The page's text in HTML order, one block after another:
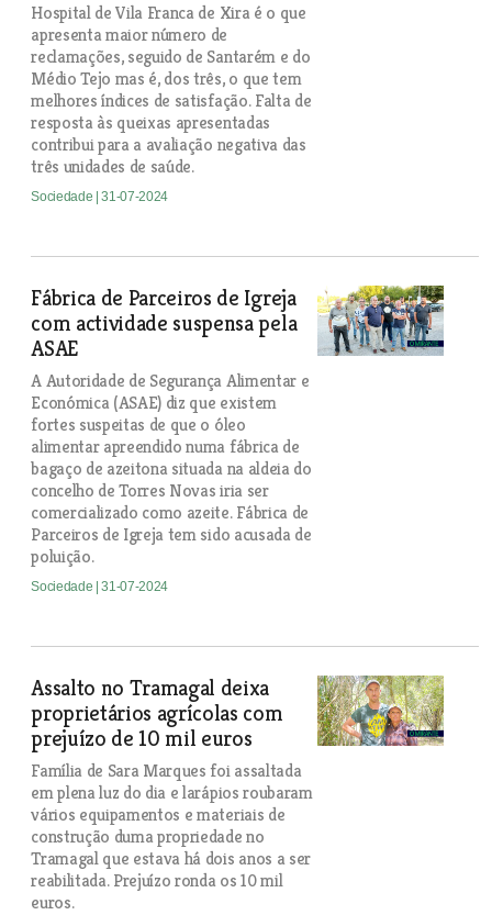
Hospital de Vila Franca de Xira é o que
apresenta maior número de
reclamações, seguido de Santarém e do
Médio Tejo mas é, dos três, o que tem
melhores índices de satisfação. Falta de
resposta às queixas apresentadas
contribui para a avaliação negativa das
três unidades de saúde.
Sociedade | 31-07-2024
Fábrica de Parceiros de Igreja
com actividade suspensa pela
ASAE
A Autoridade de Segurança Alimentar e
Económica (ASAE) diz que existem
fortes suspeitas de que o óleo
alimentar apreendido numa fábrica de
bagaço de azeitona situada na aldeia do
concelho de Torres Novas iria ser
comercializado como azeite. Fábrica de
Parceiros de Igreja tem sido acusada de
poluição.
Sociedade | 31-07-2024
Assalto no Tramagal deixa
proprietários agrícolas com
prejuízo de 10 mil euros
Família de Sara Marques foi assaltada
em plena luz do dia e larápios roubaram
vários equipamentos e materiais de
construção duma propriedade no
Tramagal que estava há dois anos a ser
reabilitada. Prejuízo ronda os 10 mil
euros.